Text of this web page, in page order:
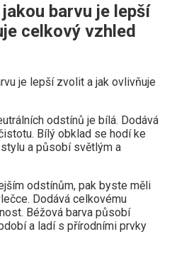
barvu je lepší
celkový vzhled
odstínů je bílá. Dodává
Bílý obklad se hodí ke
a působí světlým a
odstínům, pak byste měli
Dodává celkovému
Béžová barva působí
a ladí s přírodními prvky